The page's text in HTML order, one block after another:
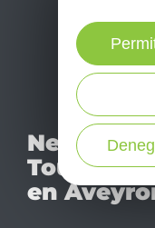
Tourismo
en